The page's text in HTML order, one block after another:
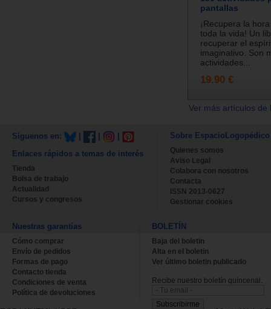
pantallas
¡Recupera la
toda la vida! Un
recuperar el
imaginativo. Son
actividades...
19.90 €
Ver más artículos
Síguenos en:
Enlaces rápidos a temas de interés
Tienda
Bolsa de trabajo
Actualidad
Cursos y congresos
Sobre EspacioLogopédico
Quienes somos
Aviso Legal
Colabora con nosotros
Contacta
ISSN 2013-0627
Gestionar cookies
Nuestras garantías
Cómo comprar
Envío de pedidos
Formas de pago
Contacto tienda
Condiciones de venta
Política de devoluciones
BOLETÍN
Baja del boletin
Alta en el boletin
Ver último boletin publicado
Recibe nuestro boletín quincenal.